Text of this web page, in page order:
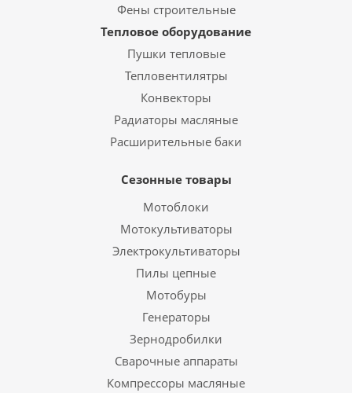
Фены строительные
Тепловое оборудование
Пушки тепловые
Тепловентилятры
Конвекторы
Радиаторы масляные
Расширительные баки
Сезонные товары
Мотоблоки
Мотокультиваторы
Электрокультиваторы
Пилы цепные
Мотобуры
Генераторы
Зернодробилки
Сварочные аппараты
Компрессоры масляные